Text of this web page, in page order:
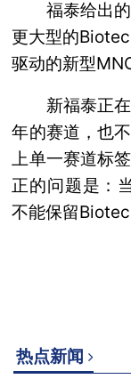
福泰给出
更大型的
驱动的新型
新福泰正
年的赛道，也
上单一赛道标
正的问题是：
不能保留
热点新闻